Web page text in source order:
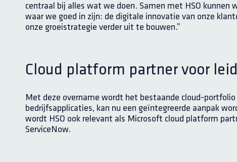
centraal bij alles wat we doen. Samen met HSO
waar we goed in zijn: de digitale innovatie van onze
onze groeistrategie verder uit te bouwen.”
Cloud platform partner voor
Met deze overname wordt het bestaande cloud-
bedrijfsapplicaties, kan nu een geïntegreerde aanpak
wordt HSO ook relevant als Microsoft cloud platform
ServiceNow.